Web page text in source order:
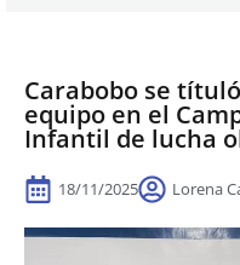
Carabobo se
equipo en el
Infantil de lucha
18/11/2025 Lorena